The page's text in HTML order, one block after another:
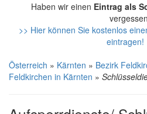
Haben wir einen Eintrag als
>> Hier können Sie kostenlos
eintragen!
Österreich » Kärnten » Bezirk
Feldkirchen in Kärnten »